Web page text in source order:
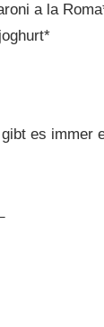
a la
es immer